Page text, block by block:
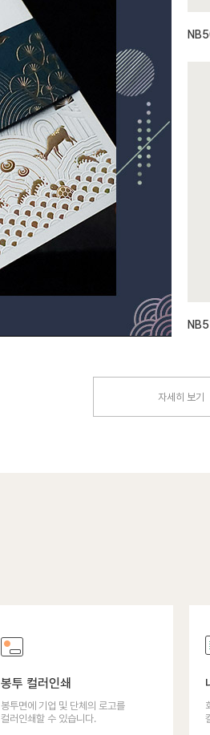
자세히 보기
봉투 컬러인쇄
봉투면에 기업 및 단체의 로고를
컬러인쇄할 수 있습니다.